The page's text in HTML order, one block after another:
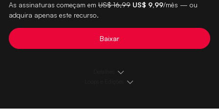
As assinaturas começam em US$ 16,99 US$ 9,99/mês — ou
adquira apenas este recurso.
Baixar